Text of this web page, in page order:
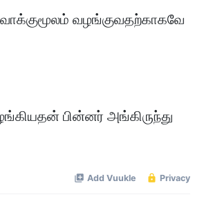
வழங்குவதற்காகவே
பின்னர் அங்கிருந்து